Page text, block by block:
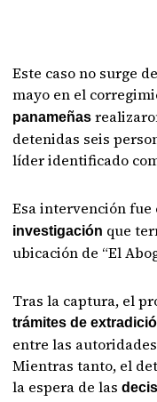
Este caso no surge
mayo en el
panameñas
detenidas seis
líder identificado
Esa intervención
investigación que
ubicación de “El
Tras la captura, el
trámites de
entre las
Mientras tanto, el
la espera de las